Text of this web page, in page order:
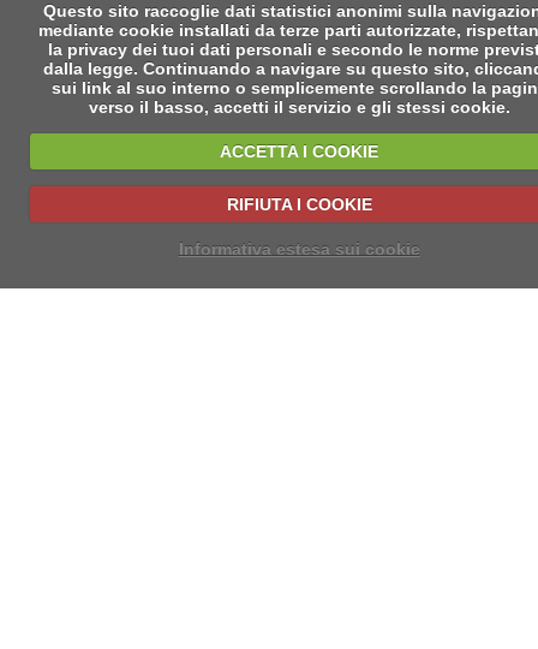
Questo sito raccoglie dati statistici anonimi sulla
mediante cookie installati da terze parti autorizzate,
la privacy dei tuoi dati personali e secondo le norme
dalla legge. Continuando a navigare su questo sito,
sui link al suo interno o semplicemente scrollando la
verso il basso, accetti il servizio e gli stessi cookie.
ACCETTA I COOKIE
RIFIUTA I COOKIE
Informativa estesa sui cookie